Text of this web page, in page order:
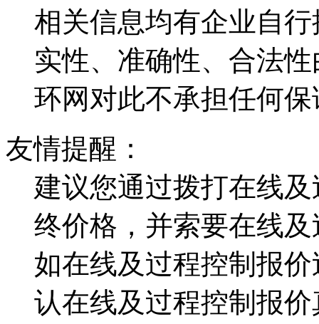
相关信息均有企业自
实性、准确性、合法
环网对此不承担任何
友情提醒：
建议您通过拨打在线
终价格，并索要在线
如在线及过程控制报
认在线及过程控制报